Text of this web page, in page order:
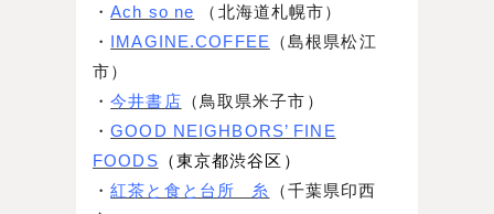
・Ach so ne
（北海道札幌市）
・ IMAGINE.COFFEE
（島根県松江
市）
・今井書店 （鳥取県米子市）
・GOOD NEIGHBORS’ FINE
FOODS （東京都渋谷区）
・紅茶と食と台所 糸
（千葉県印西